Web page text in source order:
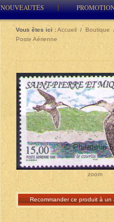
NOUVEAUTÉS
Vous êtes ici :Accueil / Boutique
Poste Aérienne
zoom
Recommander ce produit à un